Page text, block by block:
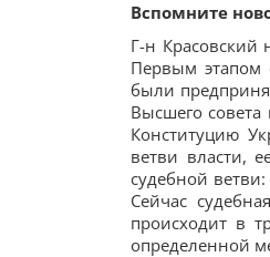
Вспомните
Г-н Красовский
Первым этапом
были
Высшего
Конституцию
ветви власти,
судебной ветви:
Сейчас
происходит в
определенной